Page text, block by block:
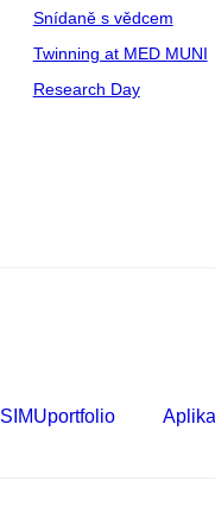
Snídaně s vědcem
Twinning at MED MUNI
Research Day
SIMUportfolio